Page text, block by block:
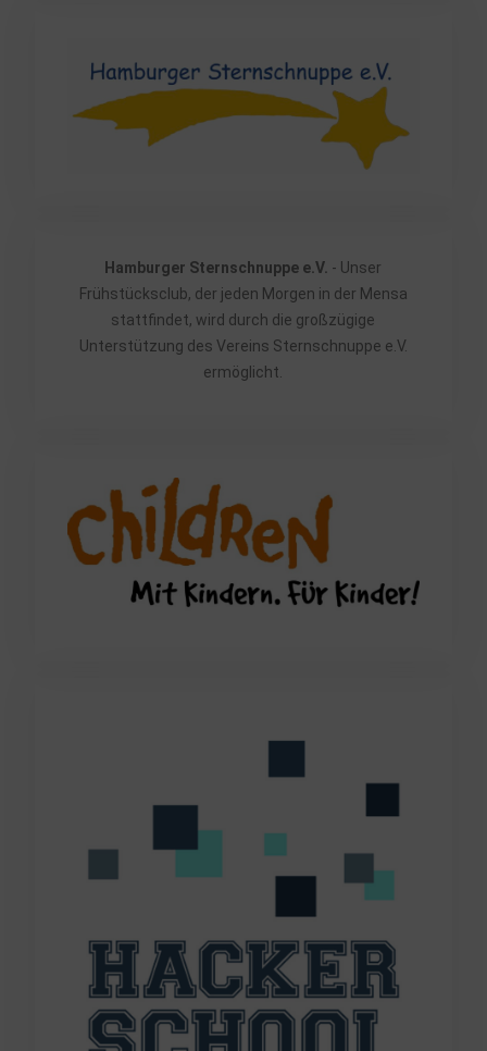
Hamburger Sternschnuppe e.V. - Unser
Frühstücksclub, der jeden Morgen in der Mensa
stattfindet, wird durch die großzügige
Unterstützung des Vereins Sternschnuppe e.V.
ermöglicht.